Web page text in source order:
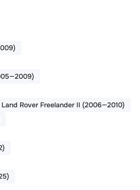
Land Rover Freelander II (2006—2010)